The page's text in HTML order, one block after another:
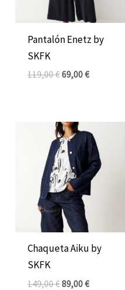
Pantalón Enetz by
SKFK
119,00€69,00€
Chaqueta Aiku by
SKFK
149,00€
El
precio
original
era:
149,00 €.
89,00€
precio
actual
es:
89,00 €.